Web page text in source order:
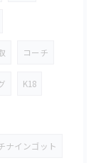
コーチ
K18
ナインゴット